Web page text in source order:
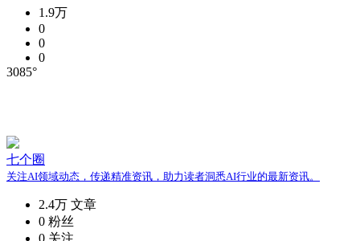
1.9万
0
0
0
3085°
七个圈
关注AI领域动态，传递精准资讯，助力读者洞悉AI行业的最新资讯。
2.4万 文章
0 粉丝